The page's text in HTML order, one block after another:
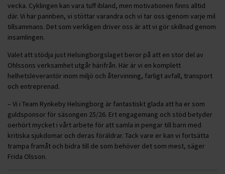
vecka. Cyklingen kan vara tuff ibland, men motivationen finns alltid
där. Vi har pannben, vi stöttar varandra och vi tar oss igenom varje mil
tillsammans. Det som verkligen driver oss är att vi gör skillnad genom
insamlingen.
Valet att stödja just Helsingborgslaget beror på att en stor del av
Ohlssons verksamhet utgår härifrån. Här är vi en komplett
helhetsleverantör inom miljö och återvinning, farligt avfall, transport
och entreprenad.
– Vi i Team Rynkeby Helsingborg är fantastiskt glada att ha er som
guldsponsor för säsongen 25/26. Ert engagemang och stöd betyder
oerhört mycket i vårt arbete för att samla in pengar till barn med
kritiska sjukdomar och deras föräldrar. Tack vare er kan vi fortsätta
trampa framåt och bidra till de som behöver det som mest, säger
Frida Olsson.